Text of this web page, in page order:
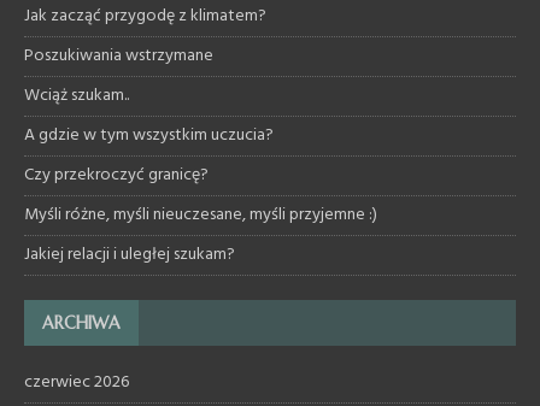
Jak zacząć przygodę z klimatem?
Poszukiwania wstrzymane
Wciąż szukam..
A gdzie w tym wszystkim uczucia?
Czy przekroczyć granicę?
Myśli różne, myśli nieuczesane, myśli przyjemne :)
Jakiej relacji i uległej szukam?
ARCHIWA
czerwiec 2026